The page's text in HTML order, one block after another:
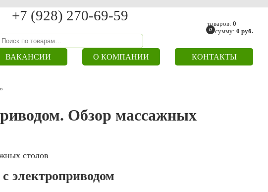
+7 (928) 270-69-59
0
товаров: 0
на сумму: 0 руб.
ВАКАНСИИ О КОМПАНИИ КОНТАКТЫ
Обзор массажных
электроприводом